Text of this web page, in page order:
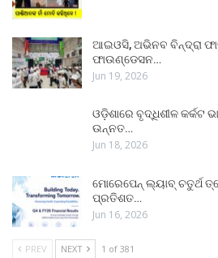
ଆଇଓସି, ଅଭିନବ ବିନ୍ଦ୍ରା
ଫାଉଣ୍ଡେସନ…
Jun 19, 2026
ଓଡ଼ିଶାରେ ବୃଦ୍ଧିଶୀଳ କର୍କଟ
ଉନ୍ନତ…
Jun 18, 2026
ମୋରେପେନ୍ ଲ୍ୟାବ୍ ଚତୁର୍ଥ
ପ୍ରତିଶତ…
Jun 16, 2026
PREV NEXT 1 of 381